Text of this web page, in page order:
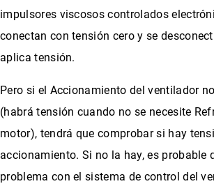
impulsores viscosos controlados
conectan con tensión cero y se
aplica tensión.
Pero si el Accionamiento del ventilador
(habrá tensión cuando no se necesite
motor), tendrá que comprobar si hay
accionamiento. Si no la hay, es probable
problema con el sistema de control del